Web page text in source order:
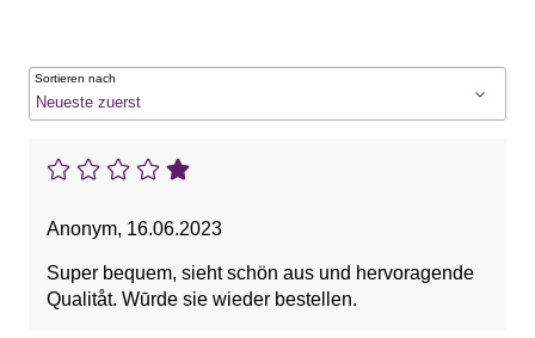
Sortieren nach
Anonym, 16.06.2023
Super bequem, sieht schön aus und hervoragende
Qualitåt. Wūrde sie wieder bestellen.